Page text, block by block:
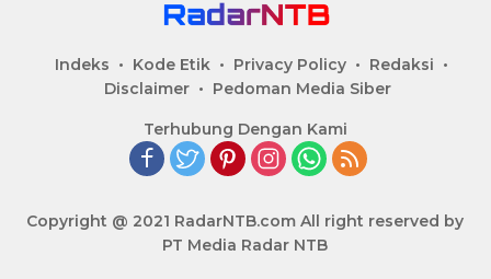
Indeks Kode Etik Privacy Policy
Redaksi
Disclaimer
Pedoman Media Siber
Terhubung Dengan Kami
Copyright @ 2021 RadarNTB.com All right reserved by
PT Media Radar NTB